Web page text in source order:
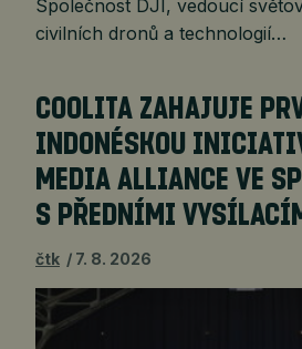
Společnost DJI, vedoucí
civilních dronů a technologií…
COOLITA ZAHAJUJE
INDONÉSKOU
MEDIA ALLIANCE VE
S PŘEDNÍMI
čtk 7. 8. 2026